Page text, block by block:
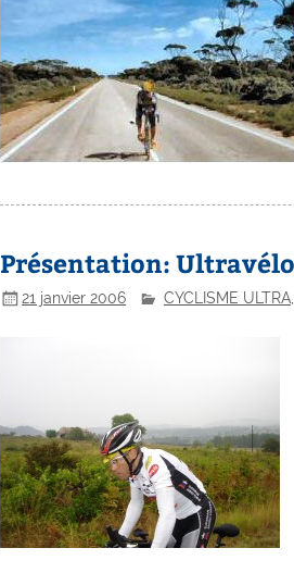
Présentation:
21 janvier 2006 CYCLISME ULTRA,